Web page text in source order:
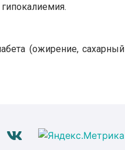
(ожирение, сахарный